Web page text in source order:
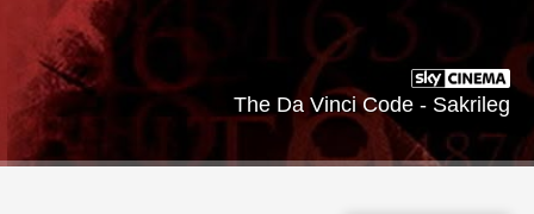
The Da Vinci Code - Sakrileg